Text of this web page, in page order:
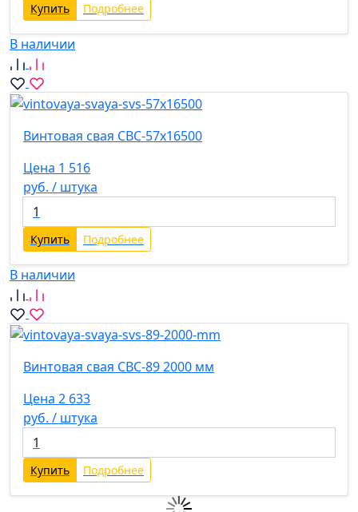
Купить Подробнее
В наличии
Винтовая свая СВС-57х16500
Цена 1 516
руб. / штука
Купить Подробнее
В наличии
Винтовая свая СВС-89 2000 мм
Цена 2 633
руб. / штука
Купить Подробнее